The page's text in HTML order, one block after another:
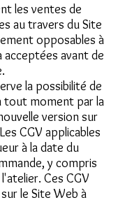
les ventes de
au travers du Site
opposables à
acceptées avant de
la possibilité de
tout moment par la
version sur
CGV applicables
à la date du
y compris
Ces CGV
le Site Web à